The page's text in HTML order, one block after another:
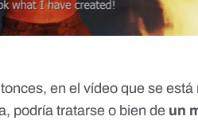
en el vídeo que se
podría tratarse o bien de un